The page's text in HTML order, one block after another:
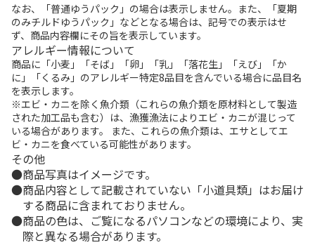
なお、「普通ゆうパック」の場合は表示しません。また、「夏期
のみチルドゆうパック」などとなる場合は、記号での表示はせ
ず、商品内容欄にその旨を表示しています。
アレルギー情報について
商品に「小麦」「そば」「卵」「乳」「落花生」「えび」「か
に」「くるみ」のアレルギー特定8品目を含んでいる場合に品目名
を表示します。
※エビ・カニを除く魚介類（これらの魚介類を原材料として製造
された加工品も含む）は、漁獲漁法によりエビ・カニが混じって
いる場合があります。 また、これらの魚介類は、エサとしてエ
ビ・カニを食べている可能性があります。
その他
商品写真はイメージです。
商品内容として記載されていない「小道具類」はお届け
する商品に含まれておりません。
商品の色は、ご覧になるパソコンなどの環境により、実
際と異なる場合があります。